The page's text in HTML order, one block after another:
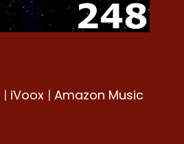
| iVoox | Amazon Music